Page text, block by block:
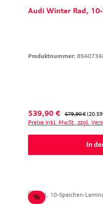
Audi Winter Rad,
Produktnummer:
Verkaufspreis:
539,90 € Regulärer Preis:
679,90 €
Preise inkl. MwSt. zzgl.
In
%Rabatt